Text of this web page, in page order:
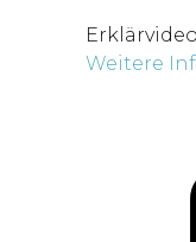
Weitere